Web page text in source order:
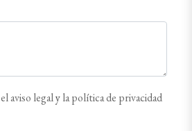
el aviso legalyla política de privacidad